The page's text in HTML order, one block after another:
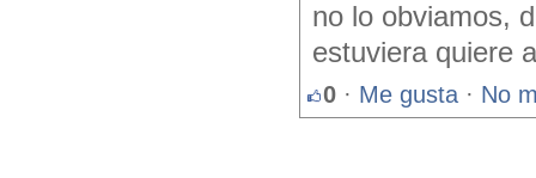
no lo obviamos,
estuviera quiere
0 · Me gusta · No